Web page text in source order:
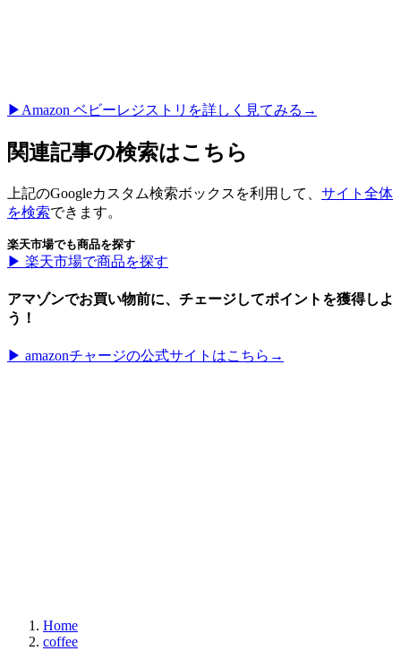
▶︎Amazon ベビーレジストリを詳しく見てみる→
関連記事の検索はこちら
上記のGoogleカスタム検索ボックスを利用して、 サイト全体
を検索できます。
楽天市場でも商品を探す
▶︎ 楽天市場で商品を探す
アマゾンでお買い物前に、チェージしてポイントを獲得しよ
う！
▶︎ amazonチャージの公式サイトはこちら→
Home
coffee